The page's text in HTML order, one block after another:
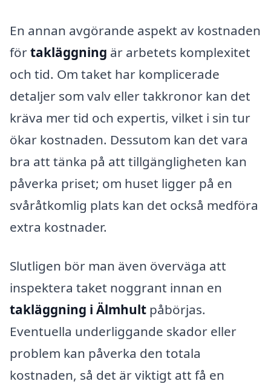
En annan avgörande aspekt av kostnaden
förtakläggning är arbetets komplexitet
och tid. Om taket har komplicerade
detaljer som valv eller takkronor kan det
kräva mer tid och expertis, vilket i sin tur
ökar kostnaden. Dessutom kan det vara
bra att tänka på att tillgängligheten kan
påverka priset; om huset ligger på en
svåråtkomlig plats kan det också medföra
extra kostnader.
Slutligen bör man även överväga att
inspektera taket noggrant innan en
takläggning i Älmhult påbörjas.
Eventuella underliggande skador eller
problem kan påverka den totala
kostnaden, så det är viktigt att få en